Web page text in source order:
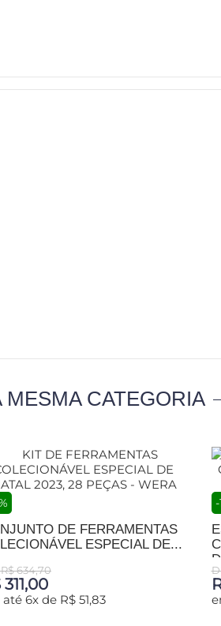
CATEGORIA
DE FERRAMENTAS
ESPECIAL DE...
634,70
311,00
6x de R$ 51,83
-